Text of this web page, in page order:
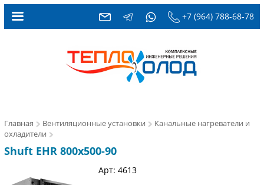
+7 (964) 788-68-78
Главная Вентиляционные установки
Канальные нагреватели и
охладители
Shuft EHR 800x500-90
Арт: 4613